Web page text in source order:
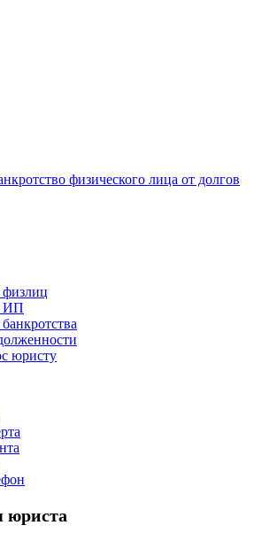
физического лица от долгов
физлиц
ИП
юристу
юриста